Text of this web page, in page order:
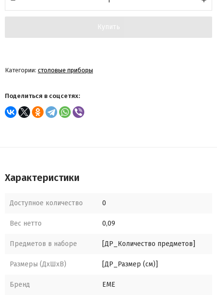
Купить
Категории: столовые приборы
Поделиться в соцсетях:
Характеристики
Доступное количество 0
Вес нетто 0,09
Предметов в наборе [ДР_Количество предметов]
Размеры (ДхШхВ) [ДР_Размер (см)]
Бренд EME